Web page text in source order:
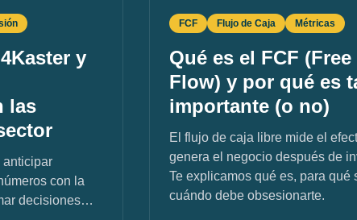
y
las
anticipar
con la
decisiones
FCF Flujo de Caja Métricas
Qué es el FCF (Free
Flow) y por qué es
importante (o no)
El flujo de caja libre mide el
genera el negocio después de
Te explicamos qué es, para qué
cuándo debe obsesionarte.